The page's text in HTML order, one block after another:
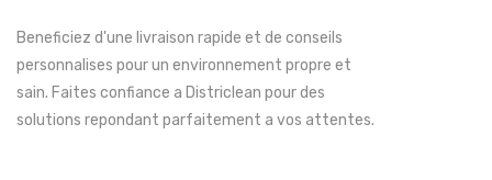
Beneficiez d'une livraison rapide et de conseils
personnalises pour un environnement propre et
sain. Faites confiance a Districlean pour des
solutions repondant parfaitement a vos attentes.